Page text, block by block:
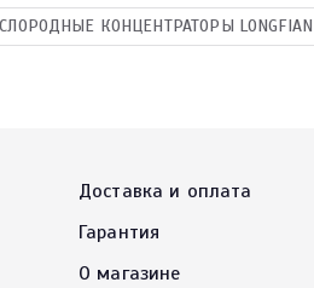
КОНЦЕНТРАТОРЫ LONGFIAN
Доставка и оплата
Гарантия
О магазине